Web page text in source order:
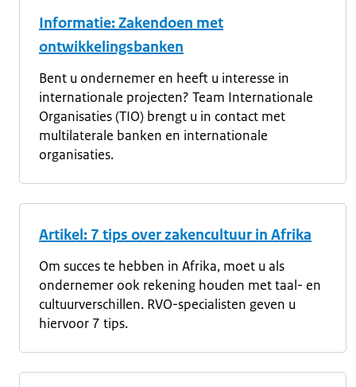
Informatie: Zakendoen met
ontwikkelingsbanken
Bent u ondernemer en heeft u interesse in
internationale projecten? Team Internationale
Organisaties (TIO) brengt u in contact met
multilaterale banken en internationale
organisaties.
Artikel: 7 tips over zakencultuur in Afrika
Om succes te hebben in Afrika, moet u als
ondernemer ook rekening houden met taal- en
cultuurverschillen. RVO-specialisten geven u
hiervoor 7 tips.